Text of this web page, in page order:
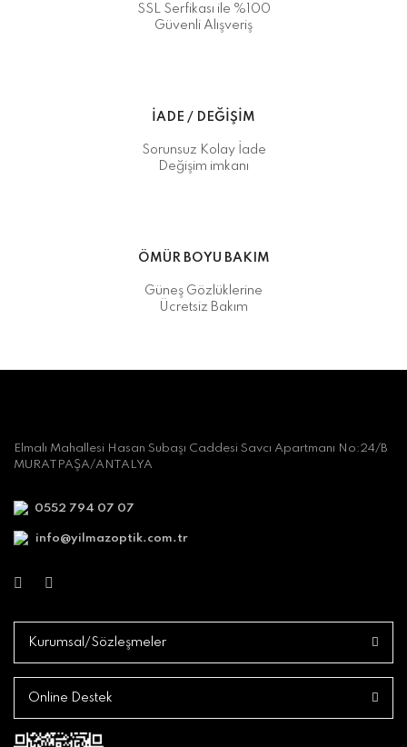
SSL Serfikası ile %100
Güvenli Alışveriş
İADE / DEĞİŞİM
Sorunsuz Kolay İade
Değişim imkanı
ÖMÜR BOYU BAKIM
Güneş Gözlüklerine
Ücretsiz Bakım
Elmalı Mahallesi Hasan Subaşı Caddesi Savcı Apartmanı No:24/B
MURATPAŞA/ANTALYA
0552 794 07 07
info@yilmazoptik.com.tr
Kurumsal/Sözleşmeler
Online Destek